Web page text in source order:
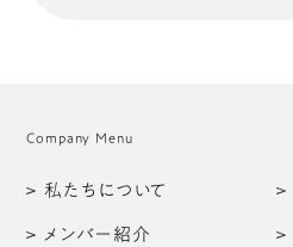
Company Menu
私たちについて
メンバー紹介